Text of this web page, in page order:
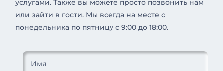
услугами. Также вы можете просто позвонить нам
или зайти в гости. Мы всегда на месте с
понедельника по пятницу с 9:00 до 18:00.